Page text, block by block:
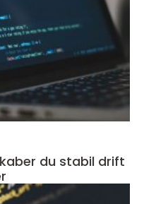
du stabil drift